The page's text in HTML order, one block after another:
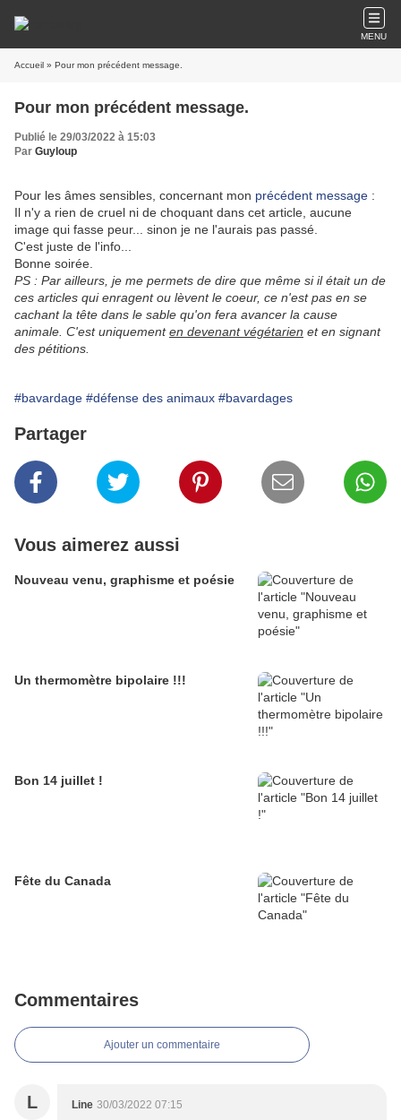
MENU
Accueil » Pour mon précédent message.
Pour mon précédent message.
Publié le 29/03/2022 à 15:03
Par Guyloup
Pour les âmes sensibles, concernant mon précédent message :
Il n'y a rien de cruel ni de choquant dans cet article, aucune
image qui fasse peur... sinon je ne l'aurais pas passé.
C'est juste de l'info...
Bonne soirée.
PS : Par ailleurs, je me permets de dire que même si il était un de
ces articles qui enragent ou lèvent le coeur, ce n'est pas en se
cachant la tête dans le sable qu'on fera avancer la cause
animale. C'est uniquementen devenant végétarien et en signant
des pétitions.
#bavardage #défense des animaux #bavardages
Partager
Vous aimerez aussi
Nouveau venu, graphisme et poésie
Un thermomètre bipolaire !!!
Bon 14 juillet !
Fête du Canada
Commentaires
Ajouter un commentaire
L Line 30/03/2022 07:15